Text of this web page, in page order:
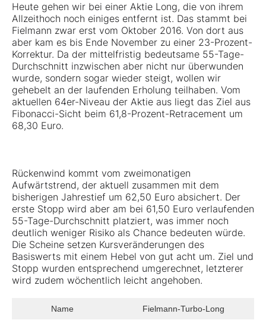
Heute gehen wir bei einer Aktie Long, die von ihrem
Allzeithoch noch einiges entfernt ist. Das stammt bei
Fielmann zwar erst vom Oktober 2016. Von dort aus
aber kam es bis Ende November zu einer 23-Prozent-
Korrektur. Da der mittelfristig bedeutsame 55-Tage-
Durchschnitt inzwischen aber nicht nur überwunden
wurde, sondern sogar wieder steigt, wollen wir
gehebelt an der laufenden Erholung teilhaben. Vom
aktuellen 64er-Niveau der Aktie aus liegt das Ziel aus
Fibonacci-Sicht beim 61,8-Prozent-Retracement um
68,30 Euro.
Rückenwind kommt vom zweimonatigen
Aufwärtstrend, der aktuell zusammen mit dem
bisherigen Jahrestief um 62,50 Euro absichert. Der
erste Stopp wird aber am bei 61,50 Euro verlaufenden
55-Tage-Durchschnitt platziert, was immer noch
deutlich weniger Risiko als Chance bedeuten würde.
Die Scheine setzen Kursveränderungen des
Basiswerts mit einem Hebel von gut acht um. Ziel und
Stopp wurden entsprechend umgerechnet, letzterer
wird zudem wöchentlich leicht angehoben.
Name Fielmann-Turbo-Long